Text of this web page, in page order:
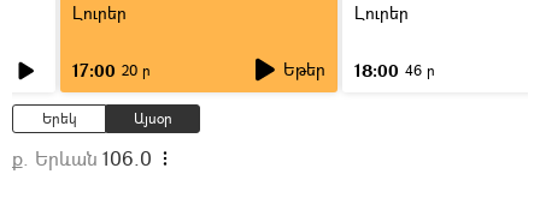
Լուրեր
17:00 20 ր Եթեր
Լուրեր
18:00 46 ր
Երեկ Այսօր
ք. Երևան 106.0